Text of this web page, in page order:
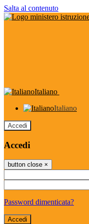
Salta al contenuto
Italiano
Italiano
Accedi
Accedi
button close ×
Password dimenticata?